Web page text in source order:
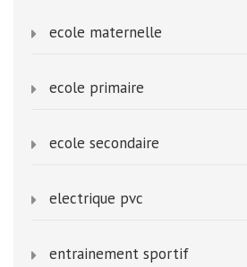
ecole maternelle
ecole primaire
ecole secondaire
electrique pvc
entrainement sportif